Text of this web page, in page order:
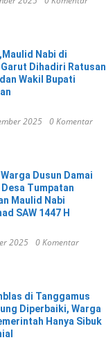
Nabi di
Dihadiri Ratusan
Wakil Bupati
2025 0 Komentar
Dusun Damai
Tumpatan
Maulid Nabi
SAW 1447 H
2025 0 Komentar
di Tanggamus
Diperbaiki, Warga
Hanya Sibuk